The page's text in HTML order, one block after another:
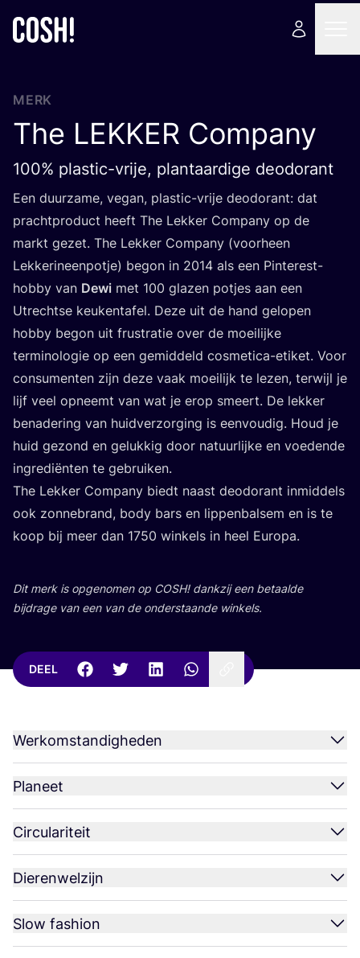
MERK
The LEKKER Company
100% plastic-vrije, plantaardige deodorant
Een duur­za­me, vegan, plas­tic-vrije deo­do­rant: dat
pracht­pro­duct heeft The Lek­ker Com­pa­ny op de
markt gezet. The Lek­ker Com­pa­ny (voor­heen
Lek­ke­ri­n­een­pot­je) begon in 2014 als een Pin­te­rest-
hob­by van Dewi met 100 gla­zen pot­jes aan een
Utrecht­se keu­ken­ta­fel. Deze uit de hand gelo­pen
hob­by begon uit frus­tra­tie over de moei­lij­ke
ter­mi­no­lo­gie op een gemid­deld cos­me­ti­ca-eti­ket. Voor
con­su­men­ten zijn deze vaak moei­lijk te lezen, ter­wijl je
lijf veel opneemt van wat je erop smeert. De lek­ker
bena­de­ring van huid­ver­zor­ging is een­vou­dig. Houd je
huid gezond en geluk­kig door natuur­lij­ke en voe­den­de
ingre­di­ën­ten te gebruiken.
The Lek­ker Com­pa­ny biedt naast deo­do­rant inmid­dels
ook zon­ne­brand, body bars en lip­pen­bal­sem en is te
koop bij meer dan 1750 win­kels in heel Europa.
Dit merk is opge­no­men op COSH! dank­zij een betaal­de
bij­dra­ge van een van de onder­staan­de winkels.
DEEL
Werkomstandigheden
Planeet
Circulariteit
Dierenwelzijn
Slow fashion